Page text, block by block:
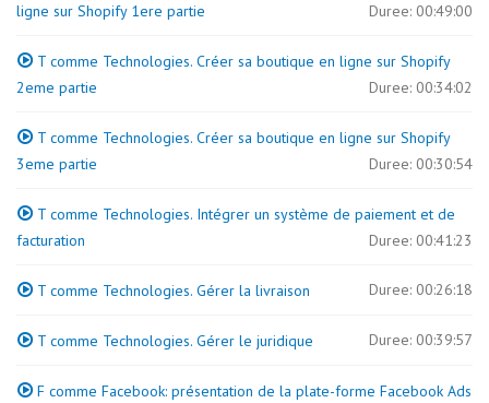
ligne sur Shopify 1ere partie
Duree: 00:49:00
T comme Technologies. Créer sa boutique en ligne sur Shopify
2eme partie
Duree: 00:34:02
T comme Technologies. Créer sa boutique en ligne sur Shopify
3eme partie
Duree: 00:30:54
T comme Technologies. Intégrer un système de paiement et de
facturation
Duree: 00:41:23
T comme Technologies. Gérer la livraison Duree: 00:26:18
T comme Technologies. Gérer le juridique Duree: 00:39:57
F comme Facebook: présentation de la plate-forme Facebook Ads